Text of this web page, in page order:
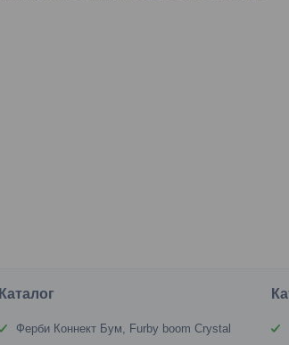
Каталог
Ферби Коннект Бум, Furby boom Crystal